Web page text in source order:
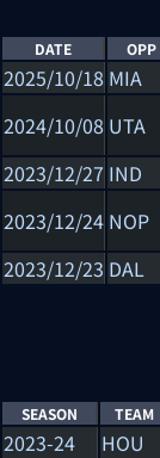
DATE OPP
2025/10/18 MIA
2024/10/08 UTA
2023/12/27 IND
2023/12/24 NOP
2023/12/23 DAL
SEASON TEAM
2023-24 HOU